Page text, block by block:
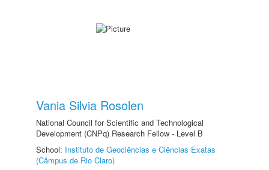
Vania Silvia Rosolen
National Council for Scientific and Technological
Development (CNPq) Research Fellow - Level B
School: Instituto de Geociências e Ciências Exatas
(Câmpus de Rio Claro)